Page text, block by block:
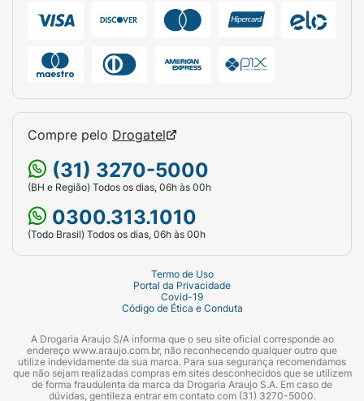
Compre pelo Drogatel
(31) 3270-5000
(BH e Região) Todos os dias, 06h às 00h
0300.313.1010
(Todo Brasil) Todos os dias, 06h às 00h
Termo de Uso
Portal da Privacidade
Covid-19
Código de Ética e Conduta
A Drogaria Araujo S/A informa que o seu site oficial corresponde ao
endereço www.araujo.com.br, não reconhecendo qualquer outro que
utilize indevidamente da sua marca. Para sua segurança recomendamos
que não sejam realizadas compras em sites desconhecidos que se utilizem
de forma fraudulenta da marca da Drogaria Araujo S.A. Em caso de
dúvidas, gentileza entrar em contato com (31) 3270-5000.